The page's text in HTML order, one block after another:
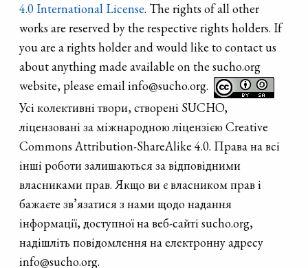
4.0 International License. The rights of all other
works are reserved by the respective rights holders. If
you are a rights holder and would like to contact us
about anything made available on the sucho.org
website, please email info@sucho.org.
Усі колективні твори, створені SUCHO,
ліцензовані за міжнародною ліцензією Creative
Commons Attribution-ShareAlike 4.0. Права на всі
інші роботи залишаються за відповідними
власниками прав. Якщо ви є власником прав і
бажаєте зв’язатися з нами щодо надання
інформації, доступної на веб-сайті sucho.org,
надішліть повідомлення на електронну адресу
info@sucho.org.